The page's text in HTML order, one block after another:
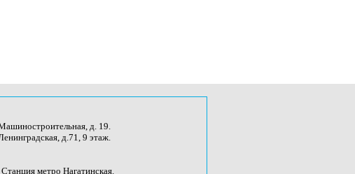
д. 19.
д.71, 9 этаж.
метро Нагатинская.